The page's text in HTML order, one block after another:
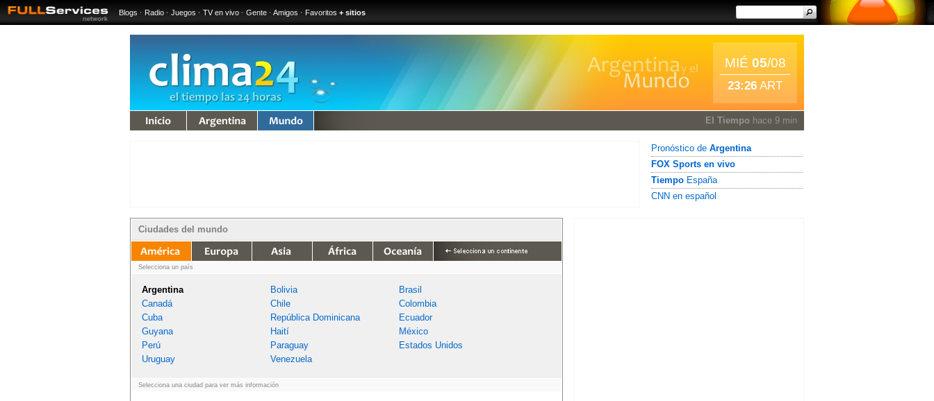
Blogs · Radio · Juegos · TV en vivo · Gente · Amigos · Favoritos + sitios
MIÉ 05/08
23:26 ART
El Tiempo hace 9 min
Pronóstico de Argentina
FOX Sports en vivo
Tiempo España
CNN en español
Ciudades del mundo
África Oceanía
Selecciona un país
Argentina Bolivia
Brasil
Canadá
Chile
Colombia
Cuba
República Dominicana
Ecuador
Guyana
Haití
México
Perú
Paraguay
Estados Unidos
Uruguay
Venezuela
Selecciona una ciudad para ver más información